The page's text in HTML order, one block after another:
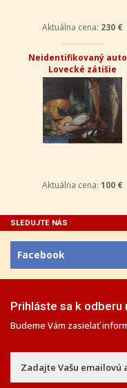
Aktuálna cena: 230 €
Neidentifikovaný
Lovecké zátišie
Aktuálna cena: 100 €
SLEDUJTE NÁS
Facebook
Prihláste sa k odberu
Budeme Vám zasielať